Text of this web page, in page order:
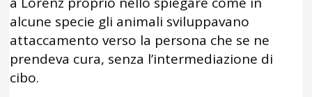
alcune specie gli animali sviluppavano
attaccamento verso la persona che se ne
prendeva cura, senza l’intermediazione di
cibo.